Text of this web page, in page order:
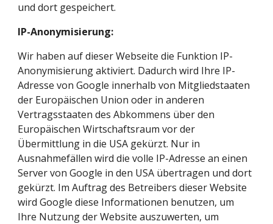
und dort gespeichert.
IP-Anonymisierung:
Wir haben auf dieser Webseite die Funktion IP-
Anonymisierung aktiviert. Dadurch wird Ihre IP-
Adresse von Google innerhalb von Mitgliedstaaten
der Europäischen Union oder in anderen
Vertragsstaaten des Abkommens über den
Europäischen Wirtschaftsraum vor der
Übermittlung in die USA gekürzt. Nur in
Ausnahmefällen wird die volle IP-Adresse an einen
Server von Google in den USA übertragen und dort
gekürzt. Im Auftrag des Betreibers dieser Website
wird Google diese Informationen benutzen, um
Ihre Nutzung der Website auszuwerten, um